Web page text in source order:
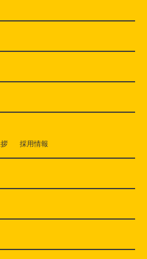
採用情報